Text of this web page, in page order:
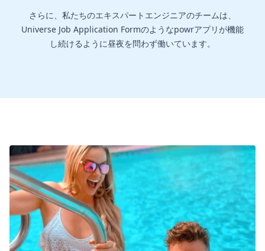
さらに、私たちのエキスパートエンジニアのチームは、
Universe Job Application Formのようなpowrアプリが機能
し続けるように昼夜を問わず働いています。